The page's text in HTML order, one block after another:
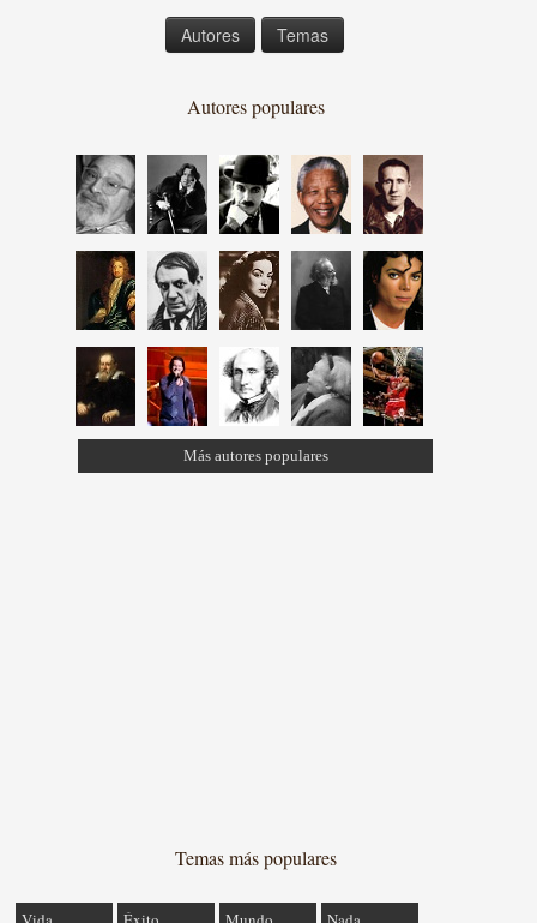
Autores Temas
Autores populares
Más autores populares
Temas más populares